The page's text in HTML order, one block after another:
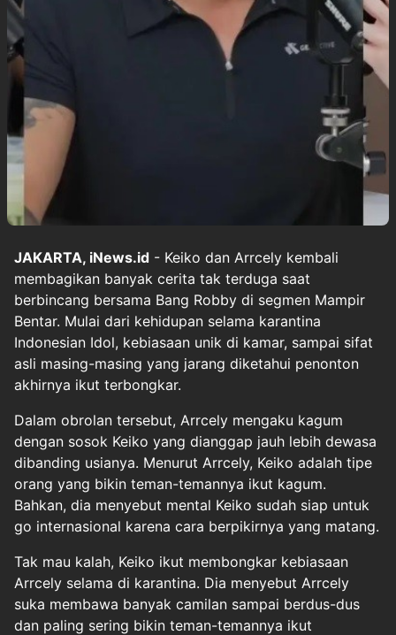
JAKARTA, iNews.id - Keiko dan Arrcely kembali
membagikan banyak cerita tak terduga saat
berbincang bersama Bang Robby di segmen Mampir
Bentar. Mulai dari kehidupan selama karantina
Indonesian Idol, kebiasaan unik di kamar, sampai sifat
asli masing-masing yang jarang diketahui penonton
akhirnya ikut terbongkar.
Dalam obrolan tersebut, Arrcely mengaku kagum
dengan sosok Keiko yang dianggap jauh lebih dewasa
dibanding usianya. Menurut Arrcely, Keiko adalah tipe
orang yang bikin teman-temannya ikut kagum.
Bahkan, dia menyebut mental Keiko sudah siap untuk
go internasional karena cara berpikirnya yang matang.
Tak mau kalah, Keiko ikut membongkar kebiasaan
Arrcely selama di karantina. Dia menyebut Arrcely
suka membawa banyak camilan sampai berdus-dus
dan paling sering bikin teman-temannya ikut